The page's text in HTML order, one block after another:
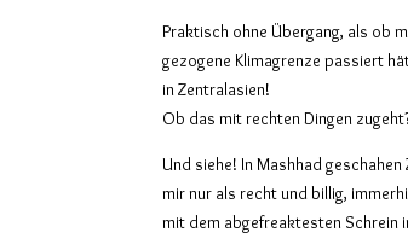
Praktisch ohne Übergang, als ob
gezogene Klimagrenze passiert
in Zentralasien!
Ob das mit rechten Dingen
Und siehe! In Mashhad
mir nur als recht und billig,
mit dem abgefreaktesten Schrein